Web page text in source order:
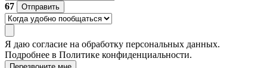
67
Отправить
Я даю согласие на обработку персональных данных.
Подробнее в Политике конфиденциальности.